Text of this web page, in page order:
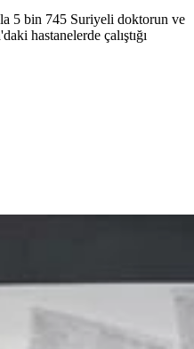
5 bin 745 Suriyeli doktorun ve
hastanelerde çalıştığı